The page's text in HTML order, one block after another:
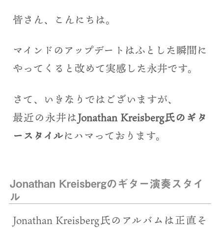
皆さん、こんにちは。
マインドのアップデートはふとした瞬間に
やってくると改めて実感した永井です。
さて、いきなりではございますが、
最近の永井はJonathan Kreisberg氏のギタ
ースタイルにハマっております。
Jonathan Kreisbergのギター演奏スタイ
ル
Jonathan Kreisberg氏のアルバムは正直そ